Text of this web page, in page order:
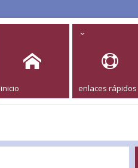
inicio enlaces rápidos